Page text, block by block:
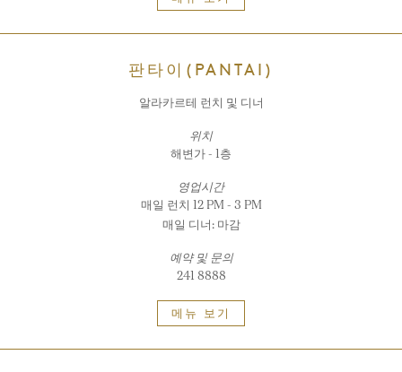
판타이(PANTAI)
알라카르테 런치 및 디너
위치
해변가 - 1층
영업시간
매일 런치 12 PM - 3 PM
매일 디너: 마감
예약 및 문의
241 8888
메뉴 보기